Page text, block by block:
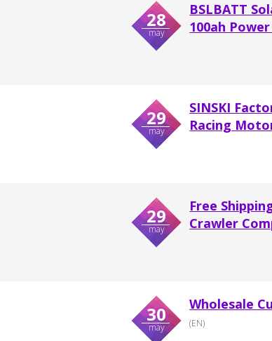
28
may
BSLBATT
100ah
29
may
SINSKI
Racing
29
may
Free
Crawler
30
may
Wholesale
(EN)